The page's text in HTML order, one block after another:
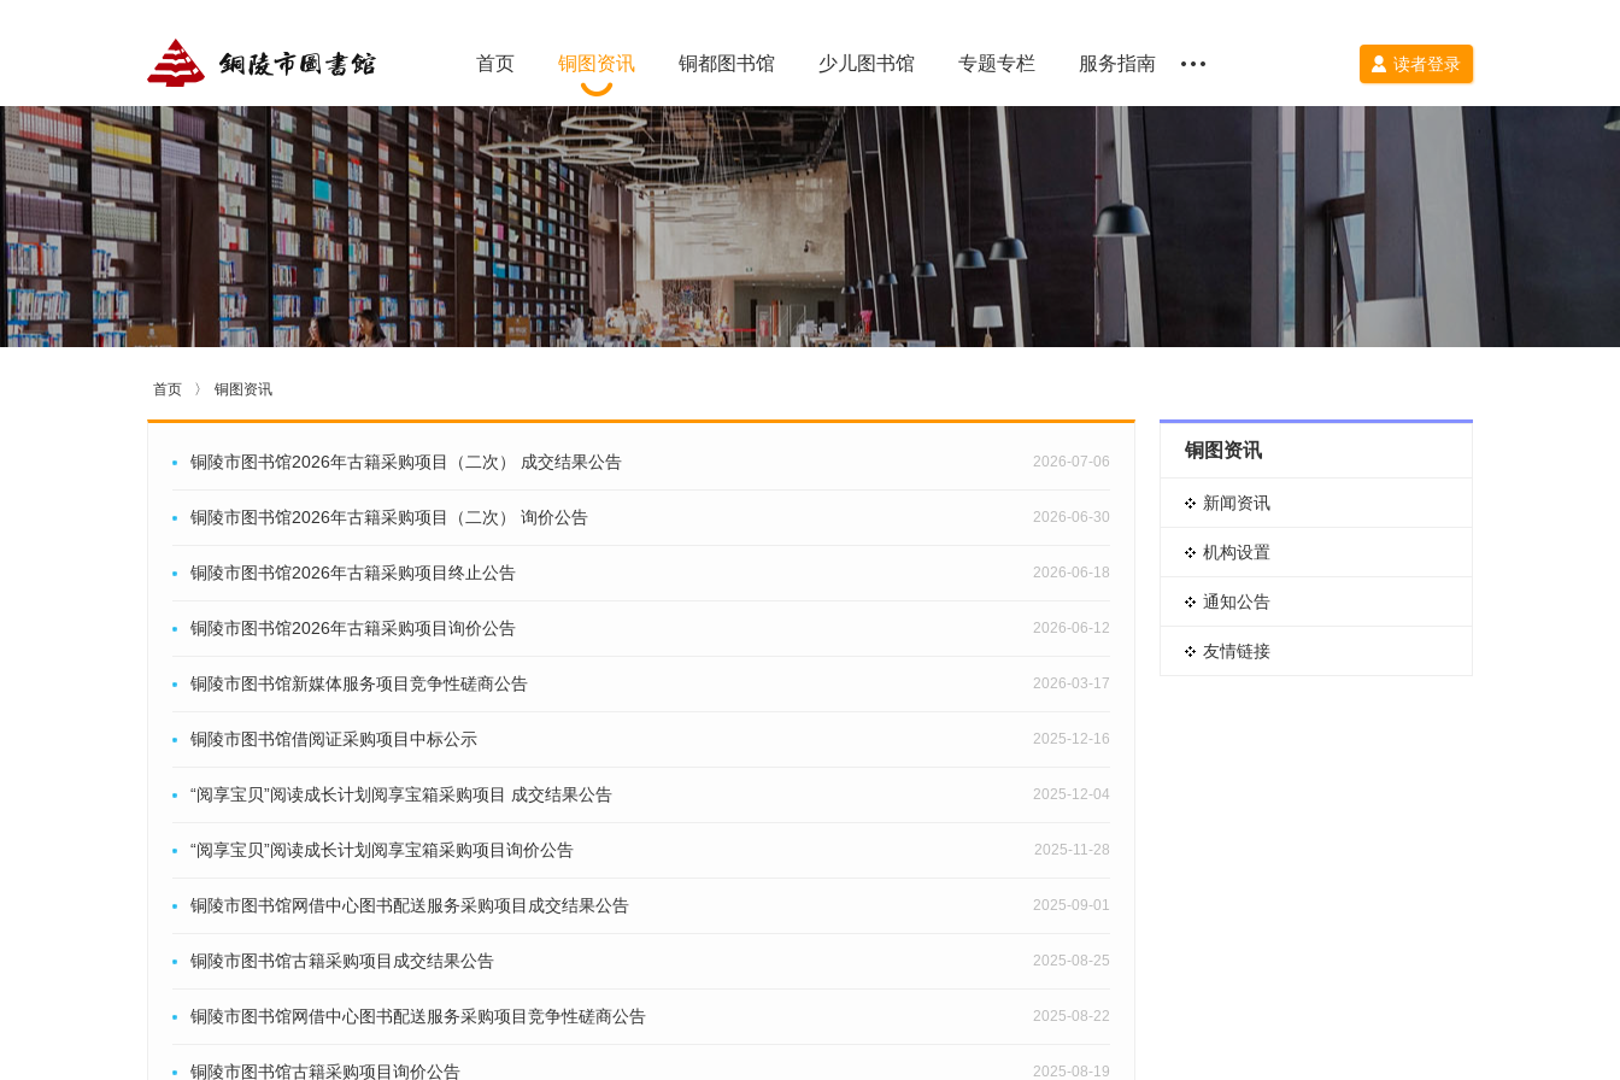
首页 铜图资讯 铜都图书馆 少儿图书馆 专题专栏 服务指南 读者登录
首页 〉 铜图资讯
铜陵市图书馆2026年古籍采购项目（二次） 成交结果公告 2026-07-06
铜陵市图书馆2026年古籍采购项目（二次） 询价公告 2026-06-30
铜陵市图书馆2026年古籍采购项目终止公告 2026-06-18
铜陵市图书馆2026年古籍采购项目询价公告 2026-06-12
铜陵市图书馆新媒体服务项目竞争性磋商公告 2026-03-17
铜陵市图书馆借阅证采购项目中标公示 2025-12-16
“阅享宝贝”阅读成长计划阅享宝箱采购项目 成交结果公告 2025-12-04
“阅享宝贝”阅读成长计划阅享宝箱采购项目询价公告 2025-11-28
铜陵市图书馆网借中心图书配送服务采购项目成交结果公告 2025-09-01
铜陵市图书馆古籍采购项目成交结果公告 2025-08-25
铜陵市图书馆网借中心图书配送服务采购项目竞争性磋商公告 2025-08-22
铜陵市图书馆古籍采购项目询价公告 2025-08-19
铜图资讯
新闻资讯
机构设置
通知公告
友情链接